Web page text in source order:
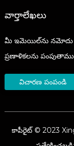
వార్తాలేఖలు
మీ ఇమెయిల్‌ను
ప్రణాళికలను
విచారణ పంపండి
కాపీరైట్ © 2023